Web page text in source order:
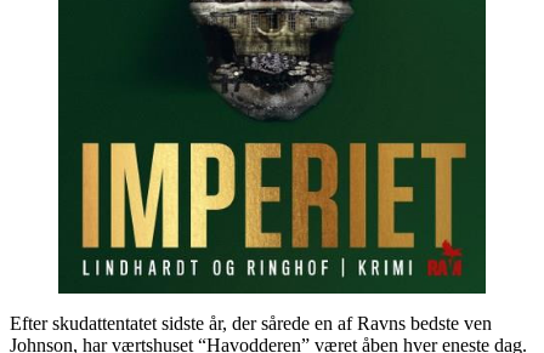
Efter skudattentatet sidste år, der sårede en af Ravns bedste ven
Johnson, har værtshuset “Havodderen” været åben hver eneste dag.